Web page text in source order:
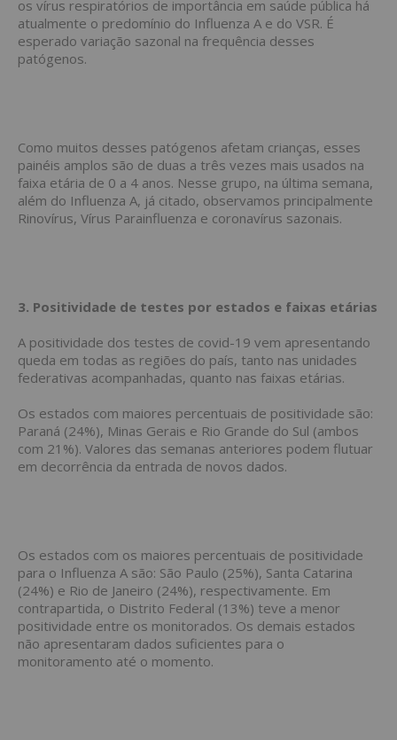
os vírus respiratórios de importância em saúde pública há
atualmente o predomínio do Influenza A e do VSR. É
esperado variação sazonal na frequência desses
patógenos.
Como muitos desses patógenos afetam crianças, esses
painéis amplos são de duas a três vezes mais usados na
faixa etária de 0 a 4 anos. Nesse grupo, na última semana,
além do Influenza A, já citado, observamos principalmente
Rinovírus, Vírus Parainfluenza e coronavírus sazonais.
3. Positividade de testes por estados e faixas etárias
A positividade dos testes de covid-19 vem apresentando
queda em todas as regiões do país, tanto nas unidades
federativas acompanhadas, quanto nas faixas etárias.
Os estados com maiores percentuais de positividade são:
Paraná (24%), Minas Gerais e Rio Grande do Sul (ambos
com 21%). Valores das semanas anteriores podem flutuar
em decorrência da entrada de novos dados.
Os estados com os maiores percentuais de positividade
para o Influenza A são: São Paulo (25%), Santa Catarina
(24%) e Rio de Janeiro (24%), respectivamente. Em
contrapartida, o Distrito Federal (13%) teve a menor
positividade entre os monitorados. Os demais estados
não apresentaram dados suficientes para o
monitoramento até o momento.